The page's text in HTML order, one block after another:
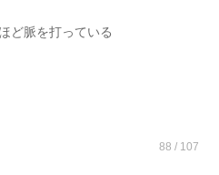
ど脈を打っている
88 / 107